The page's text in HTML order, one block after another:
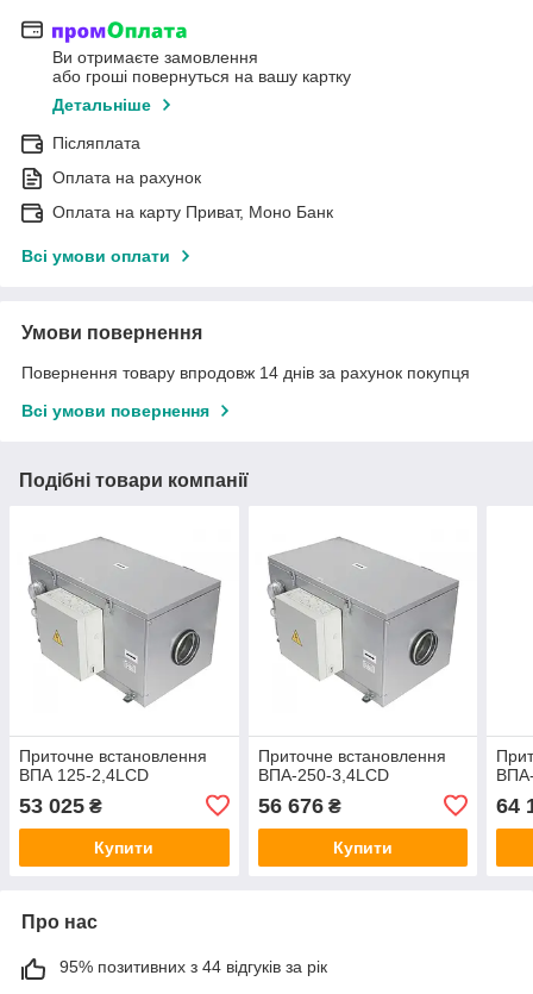
Ви отримаєте замовлення
або гроші повернуться на вашу картку
Детальніше
Післяплата
Оплата на рахунок
Оплата на карту Приват, Моно Банк
Всі умови оплати
Умови повернення
Повернення товару впродовж 14 днів за рахунок покупця
Всі умови повернення
Подібні товари компанії
Приточне встановлення
ВПА 125-2,4LCD
53 025 ₴
Купити
Приточне встановлення
ВПА-250-3,4LCD
56 676₴
Купити
64
Про нас
95% позитивних з 44 відгуків за рік